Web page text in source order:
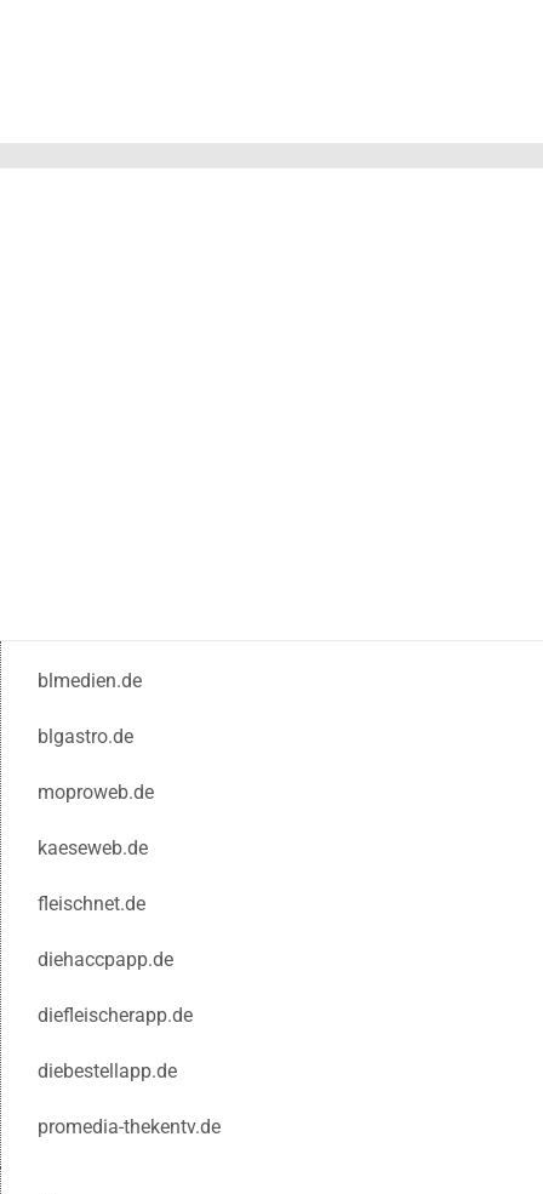
blmedien.de
blgastro.de
moproweb.de
kaeseweb.de
fleischnet.de
diehaccpapp.de
diefleischerapp.de
diebestellapp.de
promedia-thekentv.de